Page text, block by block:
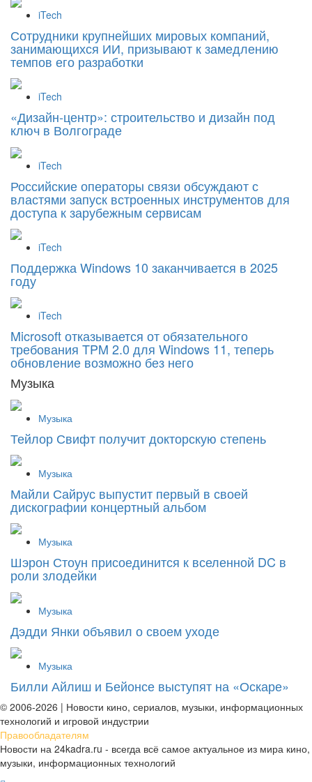
iTech
Сотрудники крупнейших мировых компаний,
занимающихся ИИ, призывают к замедлению
темпов его разработки
iTech
«Дизайн‑центр»: строительство и дизайн под
ключ в Волгограде
iTech
Российские операторы связи обсуждают с
властями запуск встроенных инструментов для
доступа к зарубежным сервисам
iTech
Поддержка Windows 10 заканчивается в 2025
году
iTech
Microsoft отказывается от обязательного
требования TPM 2.0 для Windows 11, теперь
обновление возможно без него
Музыка
Музыка
Тейлор Свифт получит докторскую степень
Музыка
Майли Сайрус выпустит первый в своей
дискографии концертный альбом
Музыка
Шэрон Стоун присоединится к вселенной DC в
роли злодейки
Музыка
Дэдди Янки объявил о своем уходе
Музыка
Билли Айлиш и Бейонсе выступят на «Оскаре»
© 2006-2026 | Новости кино, сериалов, музыки, информационных
технологий и игровой индустрии
Правообладателям
Новости на 24kadra.ru - всегда всё самое актуальное из мира кино,
музыки, информационных технологий